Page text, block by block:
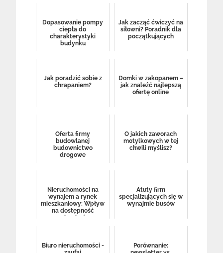
Dopasowanie pompy
ciepła do
charakterystyki
budynku
Jak zacząć ćwiczyć na
siłowni? Poradnik dla
początkujących
Jak poradzić sobie z
chrapaniem?
Domki w zakopanem –
jak znaleźć najlepszą
ofertę online
Oferta firmy
budowlanej
budownictwo
drogowe
O jakich zaworach
motylkowych w tej
chwili myślisz?
Nieruchomości na
wynajem a rynek
mieszkaniowy: Wpływ
na dostępność
mieszkań.
Atuty firm
specjalizujących się w
wynajmie busów
Biuro nieruchomości -
Porównanie: